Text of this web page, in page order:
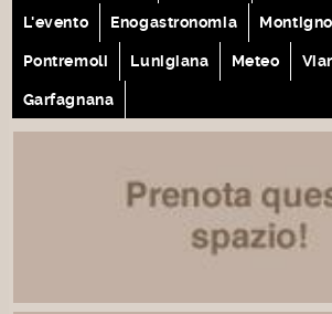
L'evento Enogastronomia
Pontremoli Lunigiana Meteo
Garfagnana